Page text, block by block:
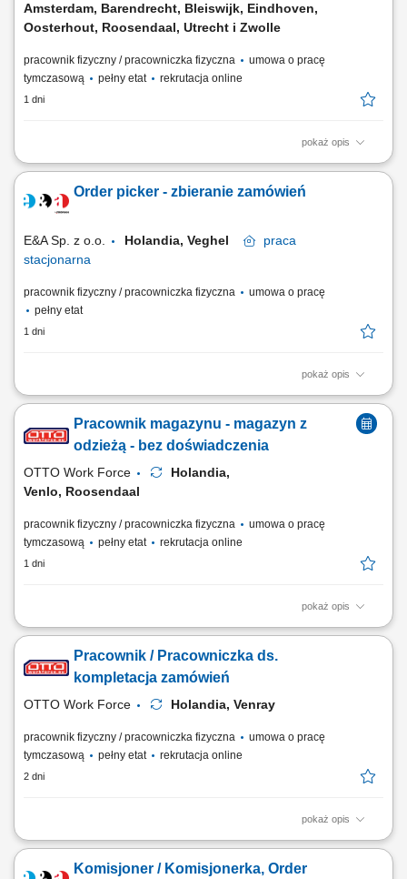
Amsterdam, Barendrecht, Bleiswijk, Eindhoven,
Oosterhout, Roosendaal, Utrecht i Zwolle
pracownik fizyczny / pracowniczka fizyczna
umowa o pracę
tymczasową
pełny etat rekrutacja online
1 dni
pokaż opis
Twoje codzienne zadania Kompletujesz i przygotowujesz zamówienia
ręcznego lub systemu voice picking Sprawdzać, czy wybierasz właściwy
produkt, w odpowiedniej ilości i jakości Pakować zamówienia tak, aby
Order picker - zbieranie zamówień
E&A Sp. z o.o. Holandia, Veghel
praca
stacjonarna
pracownik fizyczny / pracowniczka fizyczna
umowa o pracę
pełny etat
1 dni
pokaż opis
Zakres obowiązków: Zbieranie zamówień, Skanowanie produktów –
produktów pod kątem ewentualnych uszkodzeń i zgodności z
zamówieniem, Transport wewnętrzny – przemieszczanie towarów w
Pracownik magazynu - magazyn z
odzieżą - bez doświadczenia
OTTO Work Force
Holandia,
Venlo, Roosendaal
pracownik fizyczny / pracowniczka fizyczna
umowa o pracę
tymczasową
pełny etat rekrutacja online
1 dni
pokaż opis
Otrzymujesz pełną stawkę godzinową brutto w wysokości 16,36 €. Na tę
godzinę oraz dodatek ADV, dodatek urlopowy i udział w zyskach. W
zależności od Twoich obowiązków możesz też otrzymać dodatkowe
Pracownik / Pracowniczka ds.
kompletacja zamówień
OTTO Work Force Holandia, Venray
pracownik fizyczny / pracowniczka fizyczna
umowa o pracę
tymczasową
pełny etat rekrutacja online
2 dni
pokaż opis
Opis stanowiska: realizacja zamówień klientów w dużym centrum
zamówień, pakowanie i przygotowanie towaru do wysyłki, praca w
Komisjoner / Komisjonerka, Order